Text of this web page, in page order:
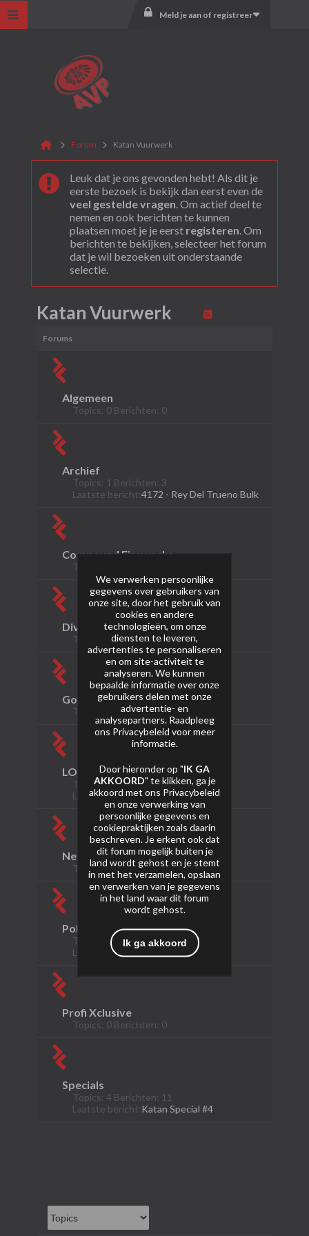
Meld je aan of registreer
Forum Katan Vuurwerk
Leuk dat je ons gevonden hebt! Als dit je
eerste bezoek is bekijk dan eerst even de
veel gestelde vragen. Om actief deel te
nemen en ook berichten te kunnen
plaatsen moet je je eerst registeren. Om
berichten te bekijken, selecteer het forum
dat je wil bezoeken uit onderstaande
selectie.
Katan Vuurwerk
Forums
Algemeen
Topics: 0 Berichten: 0
Archief
Topics: 1 Berichten: 3
Laatste bericht:4172 - Rey Del Trueno Bulk
Compound Fireworks
Topics: 0 Berichten: 0
Diversen
Topics: 0 Berichten: 0
Gold Star Line
Topics: 0 Berichten: 0
LOUD Collection
Topics: 7 Berichten: 16
Laatste bericht:L007 - Picobello
New Style Collection
Topics: 0 Berichten: 0
Polska Fireworks
Topics: 5 Berichten: 5
Laatste bericht:
4018 - Madhouse
Profi Xclusive
Topics: 0 Berichten: 0
Specials
Topics: 4 Berichten: 11
Laatste bericht:Katan Special #4
We verwerken persoonlijke
gegevens over gebruikers van
onze site, door het gebruik van
cookies en andere
technologieën, om onze
diensten te leveren,
advertenties te personaliseren
en om site-activiteit te
analyseren. We kunnen
bepaalde informatie over onze
gebruikers delen met onze
advertentie- en
analysepartners. Raadpleeg
ons Privacybeleid voor meer
informatie.
Door hieronder op "IK GA
AKKOORD" te klikken, ga je
akkoord met ons Privacybeleid
en onze verwerking van
persoonlijke gegevens en
cookiepraktijken zoals daarin
beschreven. Je erkent ook dat
dit forum mogelijk buiten je
land wordt gehost en je stemt
in met het verzamelen, opslaan
en verwerken van je gegevens
in het land waar dit forum
wordt gehost.
Ik ga akkoord